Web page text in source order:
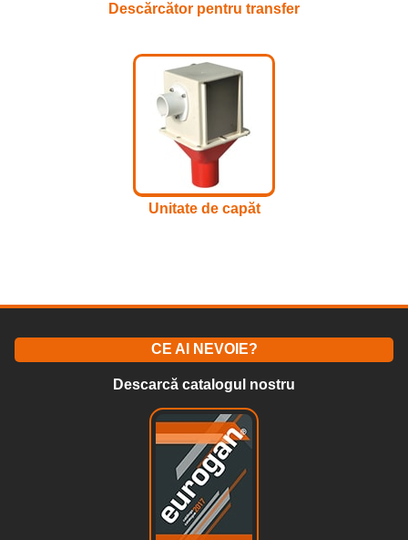
Descărcător pentru transfer
Unitate de capăt
CE AI NEVOIE?
Descarcă catalogul nostru